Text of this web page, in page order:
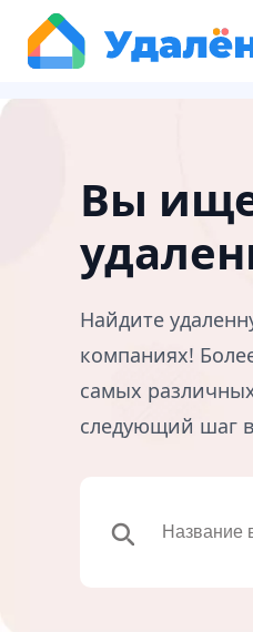
Вы
Найдите
компаниях!
самых
следующий шаг
search